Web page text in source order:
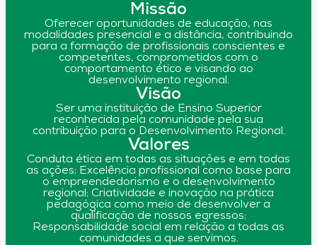
Missão
Oferecer oportunidades de educação, nas
modalidades presencial e a distância, contribuindo
para a formação de profissionais conscientes e
competentes, comprometidos com o
comportamento ético e visando ao
desenvolvimento regional.
Visão
Ser uma instituição de Ensino Superior
reconhecida pela comunidade pela sua
contribuição para o Desenvolvimento Regional.
Valores
Conduta ética em todas as situações e em todas
as ações; Excelência profissional como base para
o empreendedorismo e o desenvolvimento
regional; Criatividade e inovação na prática
pedagógica como meio de desenvolver a
qualificação de nossos egressos;
Responsabilidade social em relação a todas as
comunidades a que servimos.